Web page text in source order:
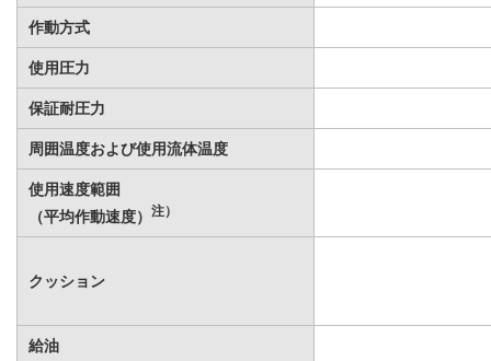
作動方式
使用圧力
保証耐圧力
周囲温度および使用流体温度
使用速度範囲
（平均作動速度） 注）
クッション
給油